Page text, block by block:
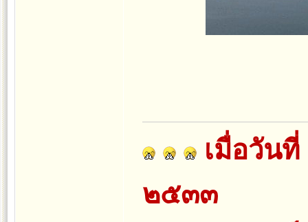
เมื่อวันที่
๒๕๓๓